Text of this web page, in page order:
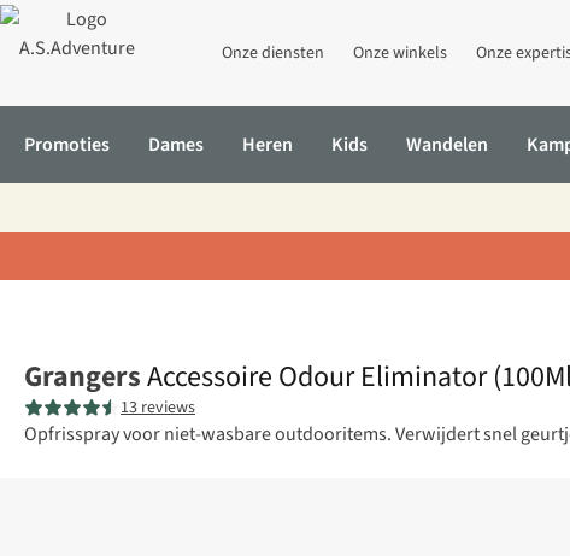
Onze diensten Onze winkels Onze
Promoties Dames Heren Kids Wandelen
GrangersAccessoire Odour Eliminator
13 reviews
Opfrisspray voor niet-wasbare outdooritems. Verwijdert snel